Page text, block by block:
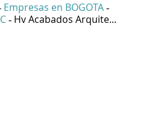
Empresas en BOGOTA -
- Hv Acabados Arquite...